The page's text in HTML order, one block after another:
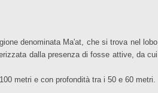
denominata Ma'at, che si trova nel lobo
dalla presenza di fosse attive, da cui
metri e con profondità tra i 50 e 60 metri.